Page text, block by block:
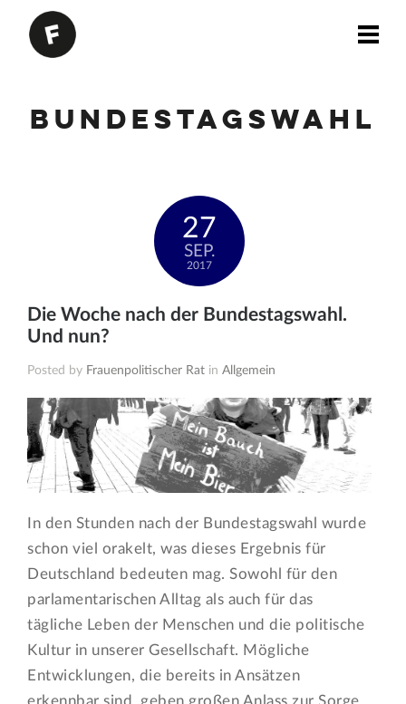
Bundestagswahl
27
SEP.
2017
Die Woche nach der Bundestagswahl.
Und nun?
Posted by Frauenpolitischer Rat inAllgemein
In den Stunden nach der Bundestagswahl wurde
schon viel orakelt, was dieses Ergebnis für
Deutschland bedeuten mag. Sowohl für den
parlamentarischen Alltag als auch für das
tägliche Leben der Menschen und die politische
Kultur in unserer Gesellschaft. Mögliche
Entwicklungen, die bereits in Ansätzen
erkennbar sind, geben großen Anlass zur Sorge